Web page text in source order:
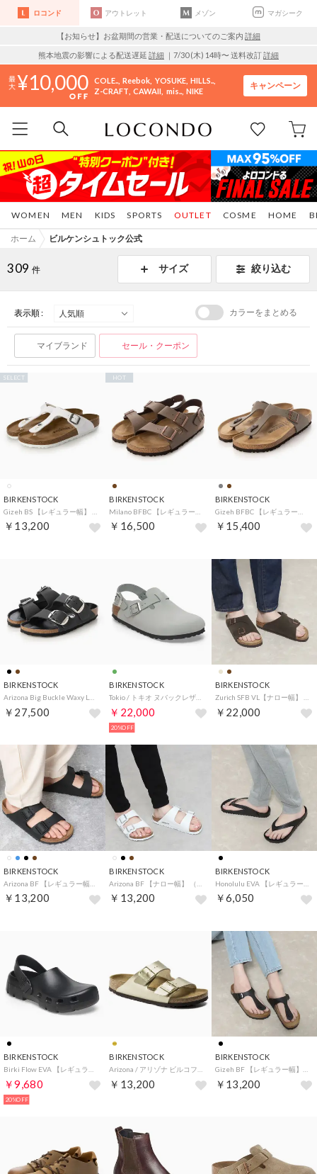
ロコンド アウトレット メゾン マガシーク
【お知らせ】お盆期間の営業・配送についてのご案内 詳細
熊本地震の影響による配送遅延 詳細 ｜7/30 (木) 14時〜 送料改訂詳細
10,000 COLE.. Reebok YOSUKE HILLS..
Z-CRAFT CAWAII mis.. NIKE
キャンペーン
WOMEN MEN KIDS SPORTS COSME HOME
OUTLET
ホーム ビルケンシュトック公式
309 件 サイズ 絞り込む
表示順 : カラーをまとめる
マイブランド セール・クーポン
BIRKENSTOCK
￥13,200
SELECT
BIRKENSTOCK
￥16,500
HOT
BIRKENSTOCK
￥15,400
BIRKENSTOCK
￥27,500
BIRKENSTOCK
￥22,000
20%OFF
BIRKENSTOCK
￥22,000
BIRKENSTOCK
￥13,200
BIRKENSTOCK
￥13,200
BIRKENSTOCK
￥6,050
BIRKENSTOCK
￥9,680
20%OFF
BIRKENSTOCK
￥13,200
BIRKENSTOCK
￥13,200